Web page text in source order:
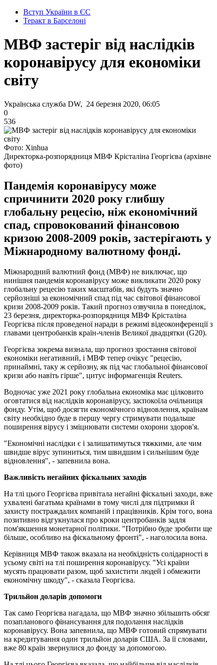
Вступ України в ЄС
Теракт в Барселоні
МВФ застеріг від наслідків
коронавірусу для економіки
світу
Українська служба DW, 24 березня 2020, 06:05
0
536
Фото: Xinhua
Директорка-розпорядниця МВФ Крісталіна Георгієва (архівне
фото)
Пандемія коронавірусу може
спричинити 2020 року глибшу
глобальну рецесію, ніж економічний
спад, спровокований фінансовою
кризою 2008-2009 років, застерігають у
Міжнародному валютному фонді.
Міжнародний валютний фонд (МВФ) не виключає, що
нинішня пандемія коронавірусу може викликати 2020 року
глобальну рецесію таких масштабів, які будуть значно
серйозніші за економічний спад під час світової фінансової
кризи 2008-2009 років. Такий прогноз озвучила в понеділок,
23 березня, директорка-розпорядниця МВФ Крісталіна
Георгієва після проведеної наради в режимі відеоконференції з
главами центробанків країн-членів Великої двадцятки (G20).
Георгієва зокрема визнала, що прогноз зростання світової
економіки негативний, і МВФ тепер очікує "рецесію,
принаймні, таку ж серйозну, як під час глобальної фінансової
кризи або навіть гірше", цитує інформагенція Reuters.
Водночас уже 2021 року глобальна економіка має цілковито
оговтатися від наслідків коронавірусу, заспокоїла очільниця
фонду. Утім, щоб досягти економічного відновлення, країнам
світу необхідно буде в першу чергу стримувати подальше
поширення вірусу і зміцнювати системи охорони здоров'я.
"Економічні наслідки є і залишатимуться тяжкими, але чим
швидше вірус зупиниться, тим швидшим і сильнішим буде
відновлення", - запевнила вона.
Важливість негайних фіскальних заходів
На тлі цього Георгієва привітала негайні фіскальні заходи, вже
ухвалені багатьма країнами в тому числі для підтримки й
захисту постраждалих компаній і працівників. Крім того, вона
позитивно відгукнулася про кроки центробанків задля
пом'якшення монетарної політики. "Потрібно буде зробити ще
більше, особливо на фіскальному фронті", - наголосила вона.
Керівниця МВФ також вказала на необхідність солідарності в
усьому світі на тлі поширення коронавірусу. "Усі країни
мусять працювати разом, щоб захистити людей і обмежити
економічну шкоду", - сказала Георгієва.
Трильйон доларів допомоги
Так само Георгієва нагадала, що МВФ значно збільшить обсяг
позапланового фінансування для подолання наслідків
коронавірусу. Вона запевнила, що МВФ готовий спрямувати
на кредитування один трильйон доларів США. За її словами,
вже 80 країн звернулися до фонду за допомогою.